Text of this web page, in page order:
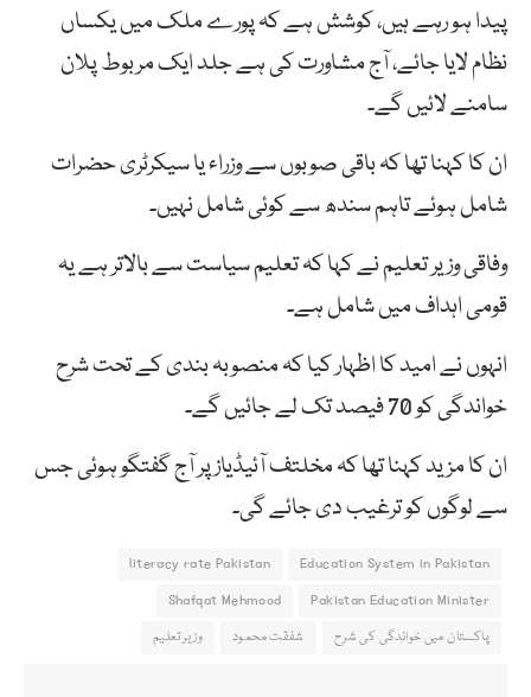
پیدا ہو رہے ہیں، کوشش ہے کہ پورے ملک میں یکساں
نظام لایا جائے، آج مشاورت کی ہے جلد ایک مربوط پلان
سامنے لائیں گے۔
ان کا کہنا تھا کہ باقی صوبوں سے وزراء یا سیکرٹری حضرات
شامل ہوئے تاہم سندھ سے کوئی شامل نہیں۔
وفاقی وزیر تعلیم نے کہا کہ تعلیم سیاست سے بالاتر ہے یہ
قومی اہداف میں شامل ہے۔
انہوں نے امید کا اظہار کیا کہ منصوبہ بندی کے تحت شرح
خواندگی کو 70 فیصد تک لے جائیں گے۔
ان کا مزید کہنا تھا کہ مخلتف آئیڈیاز پر آج گفتگو ہوئی جس
سے لوگوں کو ترغیب دی جائے گی۔
Education System in Pakistan
literacy rate Pakistan
Pakistan Education Minister
Shafqat Mehmood
پاکستان میں خواندگی کی شرح
شفقت محمود وزیر تعلیم